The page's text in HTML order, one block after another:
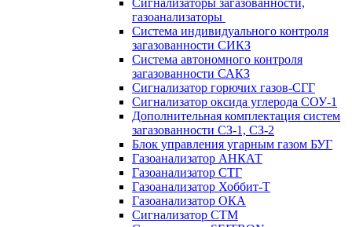
Сигнализаторы загазованности,
газоанализаторы
Система индивидуального контроля
загазованности СИКЗ
Система автономного контроля
загазованности САКЗ
Сигнализатор горючих газов-СГГ
Сигнализатор оксида углерода СОУ-1
Дополнительная комплектация систем
загазованности СЗ-1, СЗ-2
Блок управления угарным газом БУГ
Газоанализатор АНКАТ
Газоанализатор СТГ
Газоанализатор Хоббит-Т
Газоанализатор ОКА
Сигнализатор СТМ